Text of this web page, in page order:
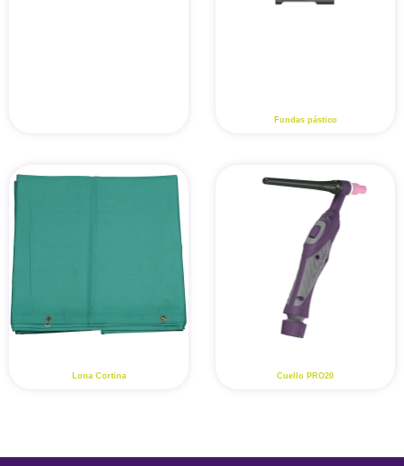
Fundas pástico
Lona Cortina Cuello PRO20